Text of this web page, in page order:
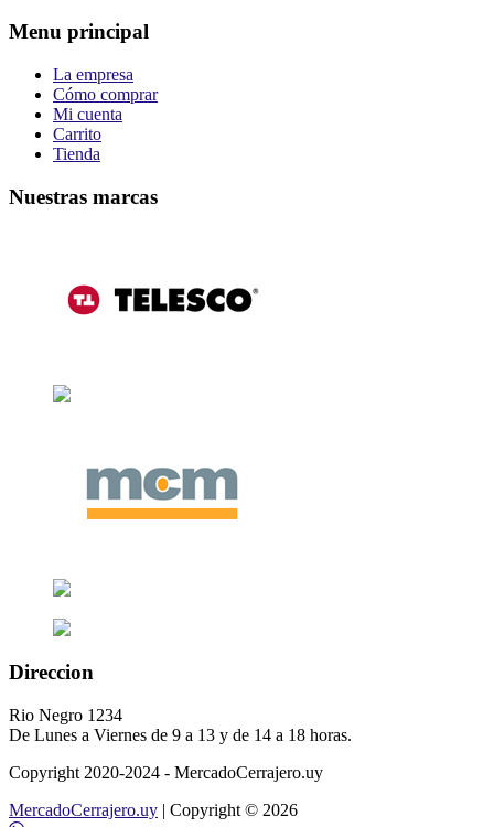
Menu principal
La empresa
Cómo comprar
Mi cuenta
Carrito
Tienda
Nuestras marcas
Direccion
Rio Negro 1234
De Lunes a Viernes de 9 a 13 y de 14 a 18 horas.
Copyright 2020-2024 - MercadoCerrajero.uy
MercadoCerrajero.uy | Copyright © 2026